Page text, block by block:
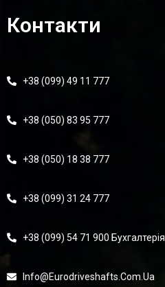
Контакти
+38 (099) 49 11 777
+38 (050) 83 95 777
+38 (050) 18 38 777
+38 (099) 31 24 777
+38 (099) 54 71 900 Бухгалтерія
Info@eurodriveshafts.com.ua